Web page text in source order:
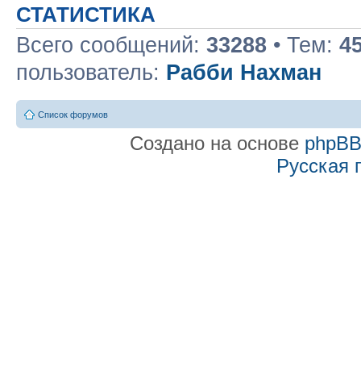
СТАТИСТИКА
Всего сообщений: 33288 • Тем:
пользователь: Рабби Нахман
Список форумов
Создано на основе phpBB
Русская